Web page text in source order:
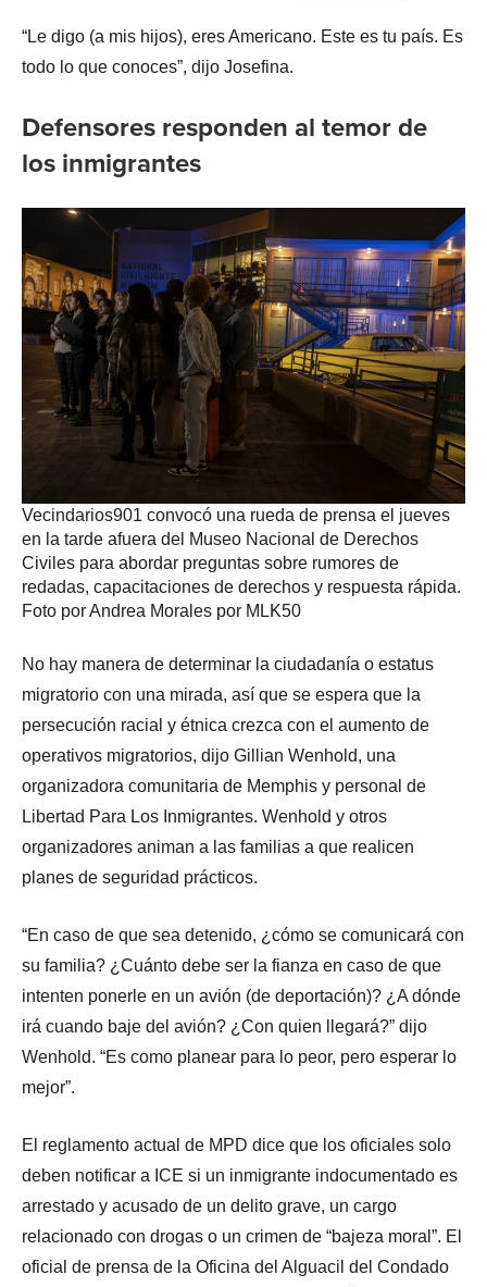
“Le digo (a mis hijos), eres Americano. Este es tu país. Es
todo lo que conoces”, dijo Josefina.
Defensores responden al temor de
los inmigrantes
Vecindarios901 convocó una rueda de prensa el jueves
en la tarde afuera del Museo Nacional de Derechos
Civiles para abordar preguntas sobre rumores de
redadas, capacitaciones de derechos y respuesta rápida.
Foto por Andrea Morales por MLK50
No hay manera de determinar la ciudadanía o estatus
migratorio con una mirada, así que se espera que la
persecución racial y étnica crezca con el aumento de
operativos migratorios, dijo Gillian Wenhold, una
organizadora comunitaria de Memphis y personal de
Libertad Para Los Inmigrantes. Wenhold y otros
organizadores animan a las familias a que realicen
planes de seguridad prácticos.
“En caso de que sea detenido, ¿cómo se comunicará con
su familia? ¿Cuánto debe ser la fianza en caso de que
intenten ponerle en un avión (de deportación)? ¿A dónde
irá cuando baje del avión? ¿Con quien llegará?” dijo
Wenhold. “Es como planear para lo peor, pero esperar lo
mejor”.
El reglamento actual de MPD dice que los oficiales solo
deben notificar a ICE si un inmigrante indocumentado es
arrestado y acusado de un delito grave, un cargo
relacionado con drogas o un crimen de “bajeza moral”. El
oficial de prensa de la Oficina del Alguacil del Condado